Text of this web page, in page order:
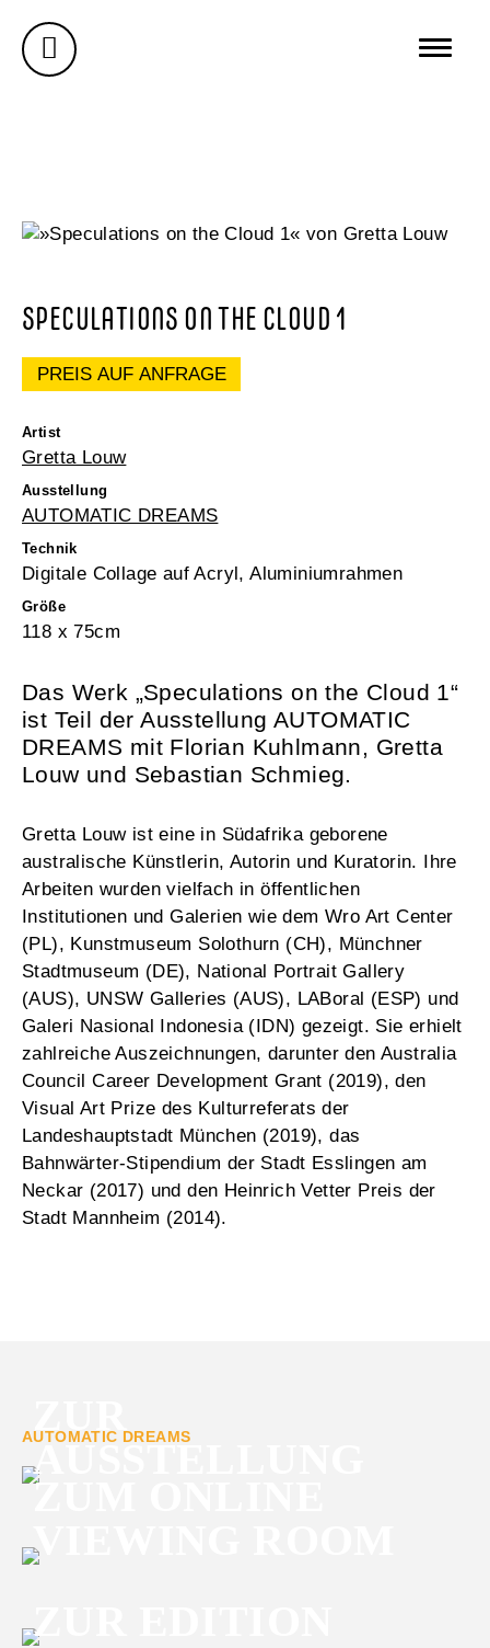
BUREAU WUNDERSEE
SPECULATIONS ON THE CLOUD 1
PREIS AUF ANFRAGE
Artist
Gretta Louw
Ausstellung
AUTOMATIC DREAMS
Technik
Digitale Collage auf Acryl, Aluminiumrahmen
Größe
118 x 75cm
Das Werk „Speculations on the Cloud 1“
ist Teil der Ausstellung AUTOMATIC
DREAMS mit Florian Kuhlmann, Gretta
Louw und Sebastian Schmieg.
Gretta Louw ist eine in Südafrika geborene
australische Künstlerin, Autorin und Kuratorin. Ihre
Arbeiten wurden vielfach in öffentlichen
Institutionen und Galerien wie dem Wro Art Center
(PL), Kunstmuseum Solothurn (CH), Münchner
Stadtmuseum (DE), National Portrait Gallery
(AUS), UNSW Galleries (AUS), LABoral (ESP) und
Galeri Nasional Indonesia (IDN) gezeigt. Sie erhielt
zahlreiche Auszeichnungen, darunter den Australia
Council Career Development Grant (2019), den
Visual Art Prize des Kulturreferats der
Landeshauptstadt München (2019), das
Bahnwärter-Stipendium der Stadt Esslingen am
Neckar (2017) und den Heinrich Vetter Preis der
Stadt Mannheim (2014).
AUTOMATIC DREAMS
AUSSTELLUNG
ZUM ONLINE
VIEWING ROOM
ZUR EDITION